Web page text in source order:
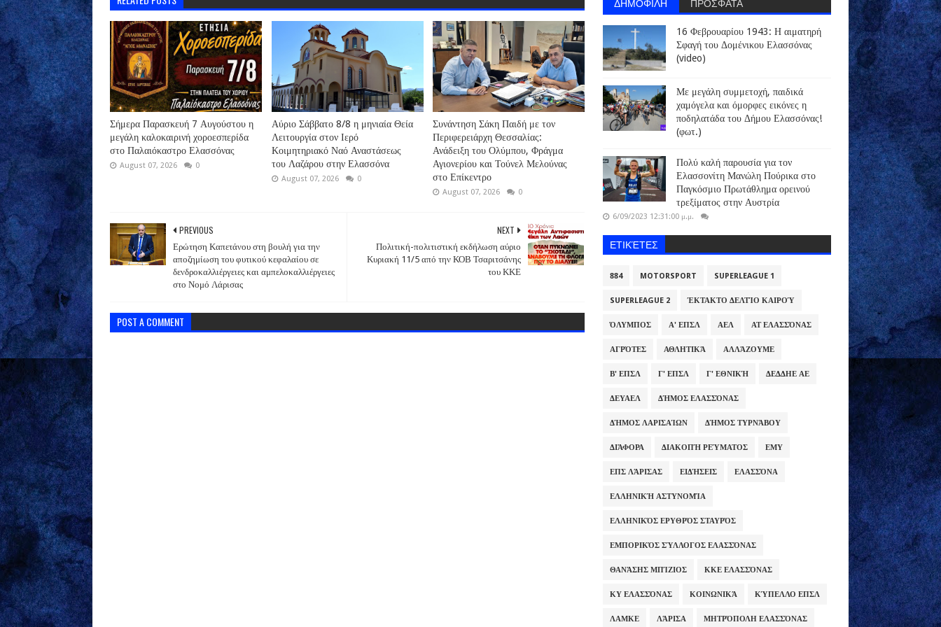
Σήμερα Παρασκευή 7 Αυγούστου η
μεγάλη καλοκαιρινή χοροεσπερίδα
στο Παλαιόκαστρο Ελασσόνας
August 07, 2026 0
Αύριο Σάββατο 8/8 η μηνιαία Θεία
Λειτουργία στον Ιερό
Κοιμητηριακό Ναό Αναστάσεως
του Λαζάρου στην Ελασσόνα
August 07, 2026 0
Συνάντηση Σάκη Παιδή με τον
Περιφερειάρχη Θεσσαλίας:
Ανάδειξη του Ολύμπου, Φράγμα
Αγιονερίου και Τούνελ Μελούνας
στο Επίκεντρο
August 07, 2026 0
NEXT
Πολιτική-πολιτιστική εκδήλωση αύριο
Κυριακή 11/5 από την ΚΟΒ Τσαριτσάνης
του ΚΚΕ
PREVIOUS
Ερώτηση Καπετάνου στη βουλή για την
αποζημίωση του φυτικού κεφαλαίου σε
δενδροκαλλιέργειες και αμπελοκαλλιέργειες
στο Νομό Λάρισας
POST A COMMENT
16 Φεβρουαρίου 1943: Η αιματηρή
Σφαγή του Δομένικου Ελασσόνας
(video)
Με μεγάλη συμμετοχή, παιδικά
χαμόγελα και όμορφες εικόνες η
ποδηλατάδα του Δήμου Ελασσόνας!
(φωτ.)
Πολύ καλή παρουσία για τον
Ελασσονίτη Μανώλη Πούρικα στο
Παγκόσμιο Πρωτάθλημα ορεινού
τρεξίματος στην Αυστρία
6/09/2023 12:31:00 μ.μ.
ΕΤΙΚΈΤΕΣ
884 MOTORSPORT SUPERLEAGUE 1
SUPERLEAGUE 2 ΈΚΤΑΚΤΟ ΔΕΛΤΊΟ ΚΑΙΡΟΎ
ΌΛΥΜΠΟΣ Α' ΕΠΣΛ ΑΕΛ ΑΤ ΕΛΑΣΣΌΝΑΣ
ΑΓΡΌΤΕΣ ΑΘΛΗΤΙΚΆ ΑΛΛΆΖΟΥΜΕ
Β' ΕΠΣΛ Γ' ΕΠΣΛ Γ' ΕΘΝΙΚΉ ΔΕΔΔΗΕ ΑΕ
ΔΕΥΑΕΛ ΔΉΜΟΣ ΕΛΑΣΣΌΝΑΣ
ΔΉΜΟΣ ΛΑΡΙΣΑΊΩΝ ΔΉΜΟΣ ΤΥΡΝΆΒΟΥ
ΔΙΆΦΟΡΑ ΔΙΑΚΟΠΉ ΡΕΎΜΑΤΟΣ ΕΜΥ
ΕΠΣ ΛΆΡΙΣΑΣ ΕΙΔΉΣΕΙΣ ΕΛΑΣΣΌΝΑ
ΕΛΛΗΝΙΚΉ ΑΣΤΥΝΟΜΊΑ
ΕΛΛΗΝΙΚΌΣ ΕΡΥΘΡΌΣ ΣΤΑΥΡΌΣ
ΕΜΠΟΡΙΚΌΣ ΣΎΛΛΟΓΟΣ ΕΛΑΣΣΌΝΑΣ
ΘΑΝΆΣΗΣ ΜΠΊΖΙΟΣ ΚΚΕ ΕΛΑΣΣΌΝΑΣ
ΚΥ ΕΛΑΣΣΌΝΑΣ ΚΟΙΝΩΝΙΚΆ ΚΎΠΕΛΛΟ ΕΠΣΛ
ΛΑΜΚΕ ΛΆΡΙΣΑ ΜΗΤΡΌΠΟΛΗ ΕΛΑΣΣΌΝΑΣ